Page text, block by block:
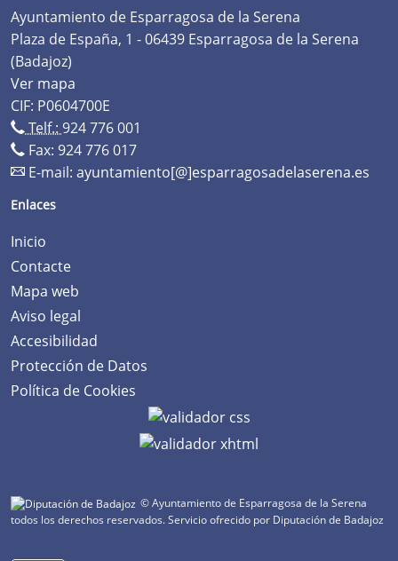
Ayuntamiento de Esparragosa de la Serena
Plaza de España, 1 - 06439 Esparragosa de la Serena
(Badajoz)
Ver mapa
CIF: P0604700E
Telf.: 924 776 001
Fax: 924 776 017
E-mail: ayuntamiento[@]esparragosadelaserena.es
Enlaces
Inicio
Contacte
Mapa web
Aviso legal
Accesibilidad
Protección de Datos
Política de Cookies
© Ayuntamiento de Esparragosa de la Serena
todos los derechos reservados.Servicio ofrecido por Diputación de Badajoz